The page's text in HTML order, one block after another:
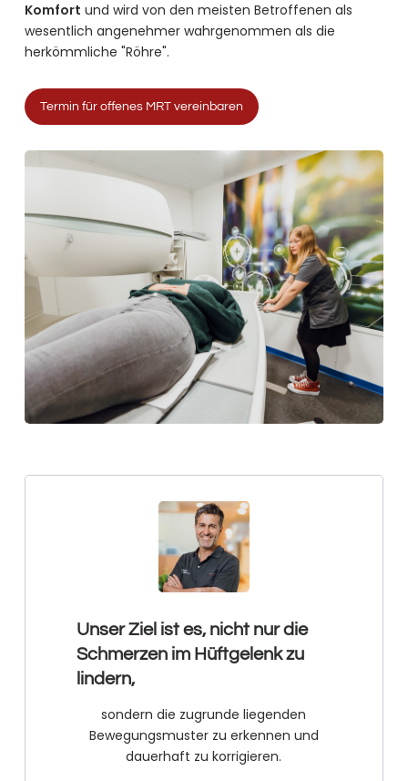
Komfort und wird von den meisten Betroffenen als
wesentlich angenehmer wahrgenommen als die
herkömmliche "Röhre".
Termin für offenes MRT vereinbaren
Unser Ziel ist es, nicht nur die
Schmerzen im Hüftgelenk zu
lindern,
sondern die zugrunde liegenden
Bewegungsmuster zu erkennen und
dauerhaft zu korrigieren.